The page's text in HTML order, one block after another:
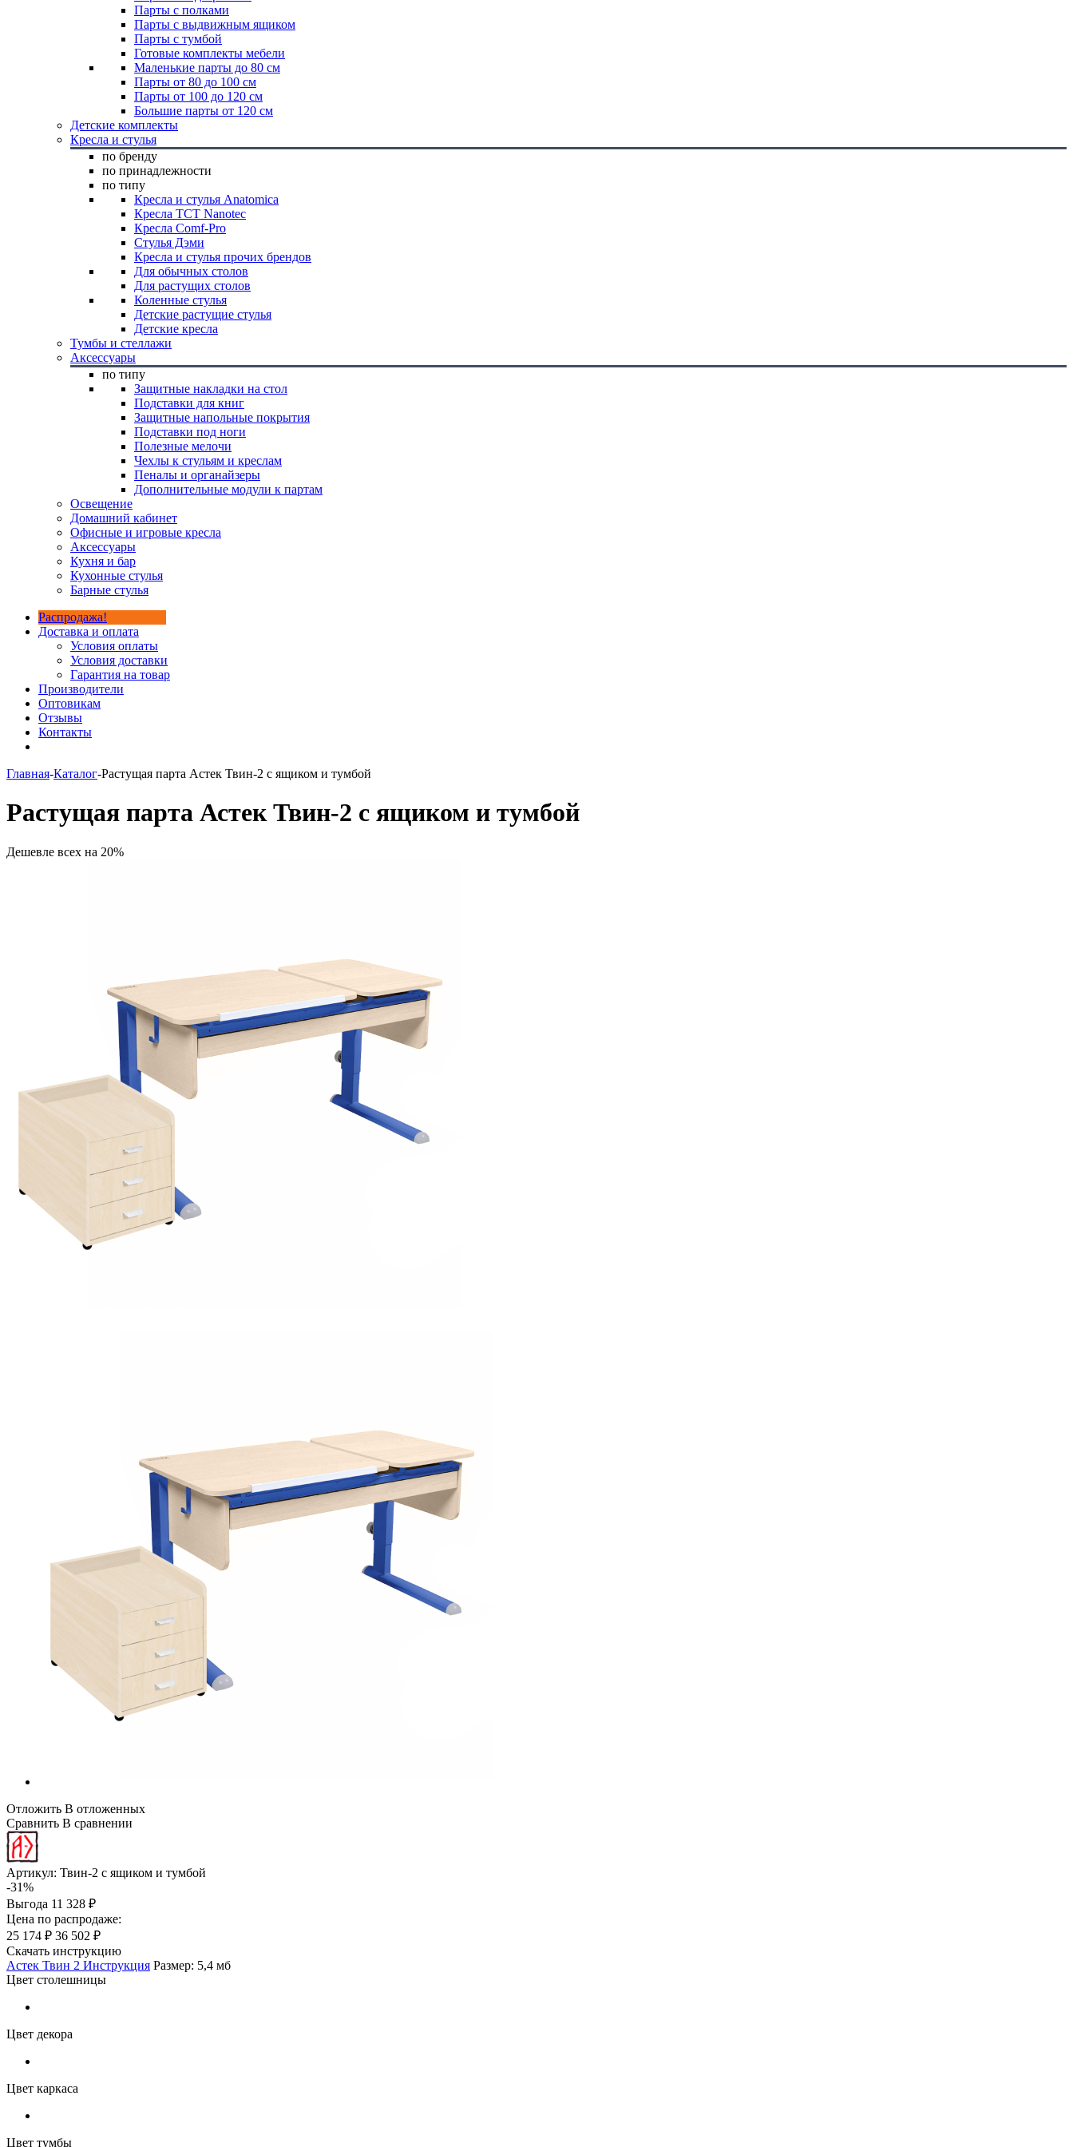
Парты с полками
Парты с выдвижным ящиком
Парты с тумбой
Готовые комплекты мебели
Маленькие парты до 80 см
Парты от 80 до 100 см
Парты от 100 до 120 см
Большие парты от 120 см
Детские комплекты
Кресла и стулья
по бренду
по принадлежности
по типу
Кресла и стулья Anatomica
Кресла TCT Nanotec
Кресла Comf-Pro
Стулья Дэми
Кресла и стулья прочих брендов
Для обычных столов
Для растущих столов
Коленные стулья
Детские растущие стулья
Детские кресла
Тумбы и стеллажи
Аксессуары
по типу
Защитные накладки на стол
Подставки для книг
Защитные напольные покрытия
Подставки под ноги
Полезные мелочи
Чехлы к стульям и креслам
Пеналы и органайзеры
Дополнительные модули к партам
Освещение
Домашний кабинет
Офисные и игровые кресла
Аксессуары
Кухня и бар
Кухонные стулья
Барные стулья
Распродажа!
Доставка и оплата
Условия оплаты
Условия доставки
Гарантия на товар
Производители
Оптовикам
Отзывы
Контакты
Главная-Каталог-Растущая парта Астек Твин-2 с ящиком и тумбой
Растущая парта Астек Твин-2 с ящиком и тумбой
Дешевле всех на 20%
Отложить В отложенных
Сравнить В сравнении
Артикул: Твин-2 с ящиком и тумбой
-31%
Выгода 11 328 ₽
Цена по распродаже:
25 174 ₽ 36 502 ₽
Скачать инструкцию
Астек Твин 2 Инструкция Размер: 5,4 мб
Цвет столешницы
Цвет декора
Цвет каркаса
Цвет тумбы